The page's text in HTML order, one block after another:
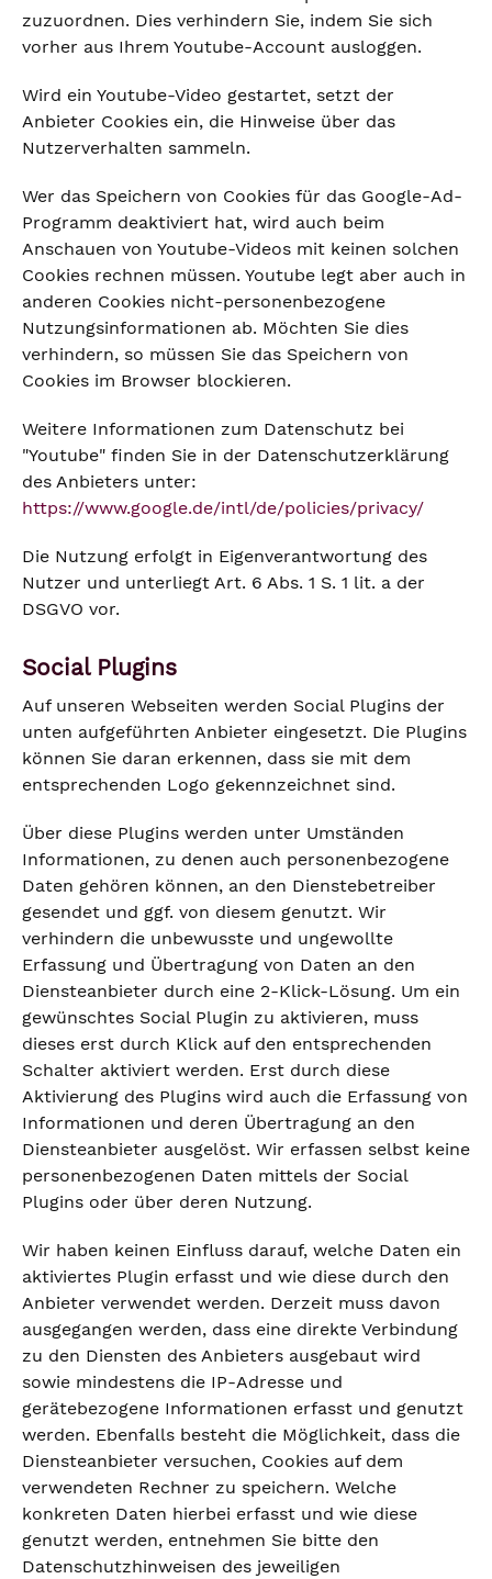
zuzuordnen. Dies verhindern Sie, indem Sie sich
vorher aus Ihrem Youtube-Account ausloggen.
Wird ein Youtube-Video gestartet, setzt der
Anbieter Cookies ein, die Hinweise über das
Nutzerverhalten sammeln.
Wer das Speichern von Cookies für das Google-Ad-
Programm deaktiviert hat, wird auch beim
Anschauen von Youtube-Videos mit keinen solchen
Cookies rechnen müssen. Youtube legt aber auch in
anderen Cookies nicht-personenbezogene
Nutzungsinformationen ab. Möchten Sie dies
verhindern, so müssen Sie das Speichern von
Cookies im Browser blockieren.
Weitere Informationen zum Datenschutz bei
"Youtube" finden Sie in der Datenschutzerklärung
des Anbieters unter:
https://www.google.de/intl/de/policies/privacy/
Die Nutzung erfolgt in Eigenverantwortung des
Nutzer und unterliegt Art. 6 Abs. 1 S. 1 lit. a der
DSGVO vor.
Social Plugins
Auf unseren Webseiten werden Social Plugins der
unten aufgeführten Anbieter eingesetzt. Die Plugins
können Sie daran erkennen, dass sie mit dem
entsprechenden Logo gekennzeichnet sind.
Über diese Plugins werden unter Umständen
Informationen, zu denen auch personenbezogene
Daten gehören können, an den Dienstebetreiber
gesendet und ggf. von diesem genutzt. Wir
verhindern die unbewusste und ungewollte
Erfassung und Übertragung von Daten an den
Diensteanbieter durch eine 2-Klick-Lösung. Um ein
gewünschtes Social Plugin zu aktivieren, muss
dieses erst durch Klick auf den entsprechenden
Schalter aktiviert werden. Erst durch diese
Aktivierung des Plugins wird auch die Erfassung von
Informationen und deren Übertragung an den
Diensteanbieter ausgelöst. Wir erfassen selbst keine
personenbezogenen Daten mittels der Social
Plugins oder über deren Nutzung.
Wir haben keinen Einfluss darauf, welche Daten ein
aktiviertes Plugin erfasst und wie diese durch den
Anbieter verwendet werden. Derzeit muss davon
ausgegangen werden, dass eine direkte Verbindung
zu den Diensten des Anbieters ausgebaut wird
sowie mindestens die IP-Adresse und
gerätebezogene Informationen erfasst und genutzt
werden. Ebenfalls besteht die Möglichkeit, dass die
Diensteanbieter versuchen, Cookies auf dem
verwendeten Rechner zu speichern. Welche
konkreten Daten hierbei erfasst und wie diese
genutzt werden, entnehmen Sie bitte den
Datenschutzhinweisen des jeweiligen